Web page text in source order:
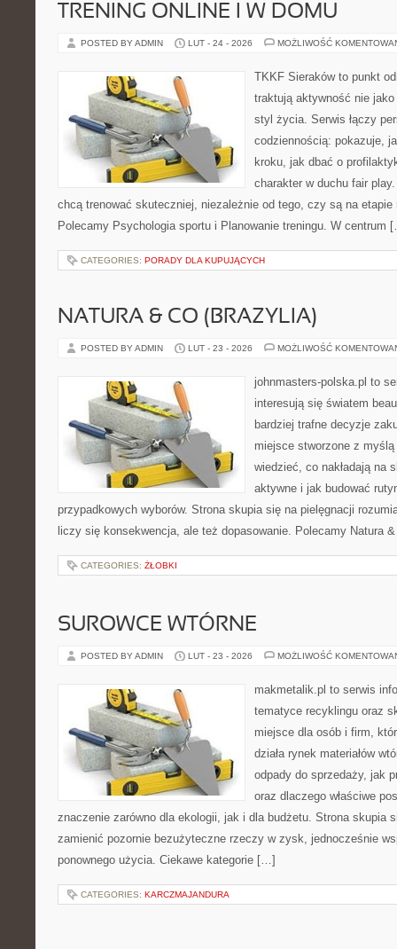
TRENING ONLINE I W DOMU
POSTED BY ADMIN LUT - 24 - 2026 MOŻLIWOŚĆ
TKKF Sieraków to punkt
traktują aktywność nie
styl życia. Serwis łączy
codziennością: pokazuje,
kroku, jak dbać o
charakter w duchu fair
chcą trenować skuteczniej, niezależnie od tego, czy są na etapie
Polecamy Psychologia sportu i Planowanie treningu. W centrum
CATEGORIES: PORADY DLA KUPUJĄCYCH
NATURA & CO (BRAZYLIA)
POSTED BY ADMIN LUT - 23 - 2026 MOŻLIWOŚĆ
johnmasters-polska.pl to
interesują się światem
bardziej trafne decyzje
miejsce stworzone z
wiedzieć, co nakładają na
aktywne i jak budować
przypadkowych wyborów. Strona skupia się na pielęgnacji
liczy się konsekwencja, ale też dopasowanie. Polecamy Natura
CATEGORIES: ŻŁOBKI
SUROWCE WTÓRNE
POSTED BY ADMIN LUT - 23 - 2026 MOŻLIWOŚĆ
makmetalik.pl to serwis
tematyce recyklingu oraz
miejsce dla osób i firm,
działa rynek materiałów
odpady do sprzedaży, jak
oraz dlaczego właściwe
znaczenie zarówno dla ekologii, jak i dla budżetu. Strona skupia
zamienić pozornie bezużyteczne rzeczy w zysk, jednocześnie
ponownego użycia. Ciekawe kategorie […]
CATEGORIES: KARCZMAJANDURA